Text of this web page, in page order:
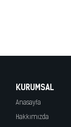
KURUMSAL
Anasayfa
Hakkımızda